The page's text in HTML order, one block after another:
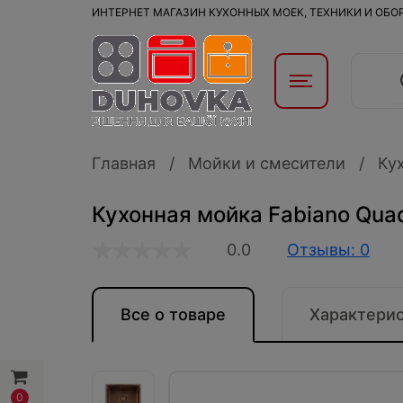
0
ИНТЕРНЕТ МАГАЗИН КУХОННЫХ МОЕК, ТЕХНИКИ И
Главная Мойки и смесители
Кухонная мойка Fabiano
0.0 Отзывы: 0
Все о товаре